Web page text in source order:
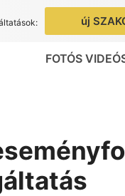
új
FOTÓS